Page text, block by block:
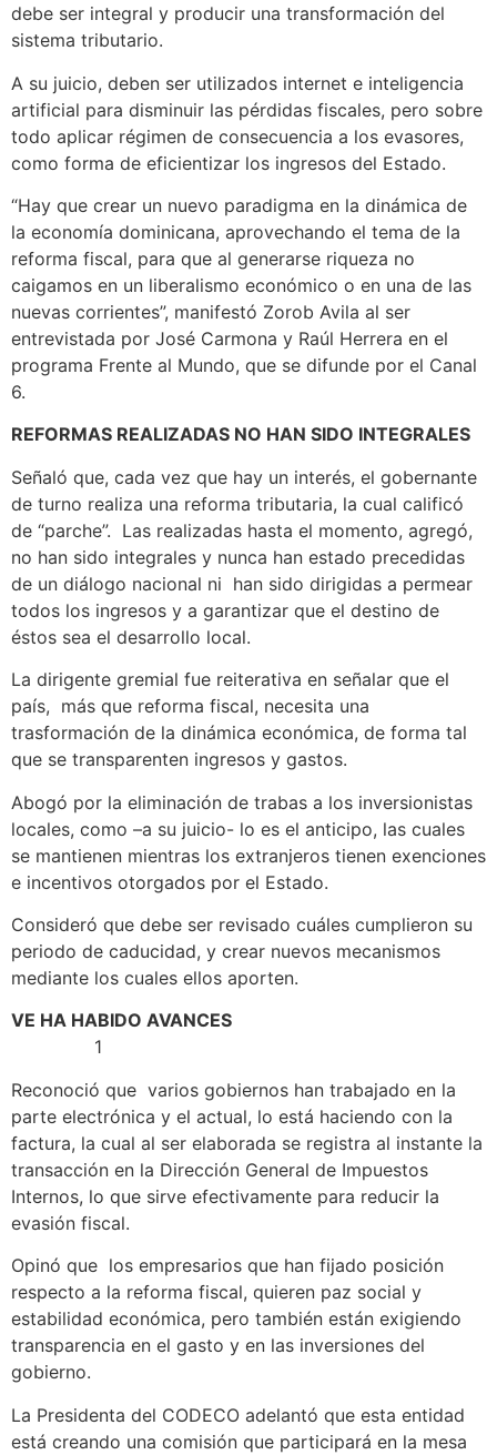
debe ser integral y producir una transformación del
sistema tributario.
A su juicio, deben ser utilizados internet e inteligencia
artificial para disminuir las pérdidas fiscales, pero sobre
todo aplicar régimen de consecuencia a los evasores,
como forma de eficientizar los ingresos del Estado.
“Hay que crear un nuevo paradigma en la dinámica de
la economía dominicana, aprovechando el tema de la
reforma fiscal, para que al generarse riqueza no
caigamos en un liberalismo económico o en una de las
nuevas corrientes”, manifestó Zorob Avila al ser
entrevistada por José Carmona y Raúl Herrera en el
programa Frente al Mundo, que se difunde por el Canal
6.
REFORMAS REALIZADAS NO HAN SIDO INTEGRALES
Señaló que, cada vez que hay un interés, el gobernante
de turno realiza una reforma tributaria, la cual calificó
de “parche”. Las realizadas hasta el momento, agregó,
no han sido integrales y nunca han estado precedidas
de un diálogo nacional ni han sido dirigidas a permear
todos los ingresos y a garantizar que el destino de
éstos sea el desarrollo local.
La dirigente gremial fue reiterativa en señalar que el
país, más que reforma fiscal, necesita una
trasformación de la dinámica económica, de forma tal
que se transparenten ingresos y gastos.
Abogó por la eliminación de trabas a los inversionistas
locales, como –a su juicio- lo es el anticipo, las cuales
se mantienen mientras los extranjeros tienen exenciones
e incentivos otorgados por el Estado.
Consideró que debe ser revisado cuáles cumplieron su
periodo de caducidad, y crear nuevos mecanismos
mediante los cuales ellos aporten.
VE HA HABIDO AVANCES
1
Reconoció que varios gobiernos han trabajado en la
parte electrónica y el actual, lo está haciendo con la
factura, la cual al ser elaborada se registra al instante la
transacción en la Dirección General de Impuestos
Internos, lo que sirve efectivamente para reducir la
evasión fiscal.
Opinó que los empresarios que han fijado posición
respecto a la reforma fiscal, quieren paz social y
estabilidad económica, pero también están exigiendo
transparencia en el gasto y en las inversiones del
gobierno.
La Presidenta del CODECO adelantó que esta entidad
está creando una comisión que participará en la mesa